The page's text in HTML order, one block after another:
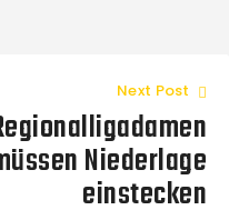
Next Post
Niederlage
einstecken